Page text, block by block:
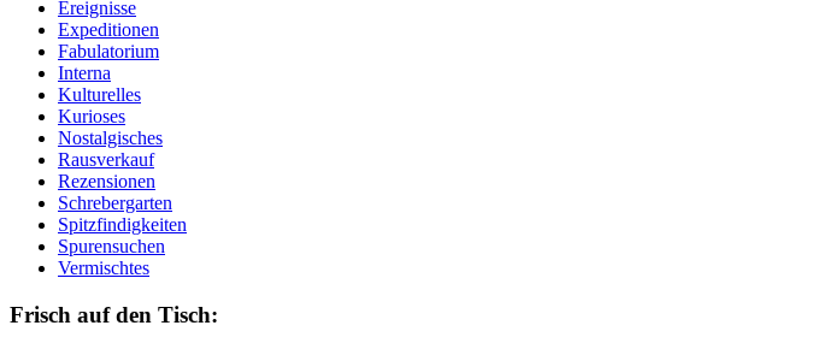
Ereignisse
Expeditionen
Fabulatorium
Interna
Kulturelles
Kurioses
Nostalgisches
Rausverkauf
Rezensionen
Schrebergarten
Spitzfindigkeiten
Spurensuchen
Vermischtes
Frisch auf den Tisch: